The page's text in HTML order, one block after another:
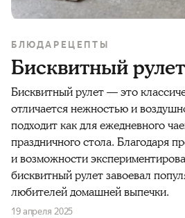
БЛЮДА РЕЦЕПТЫ
Бисквитный рулет
Бисквитный рулет — это
отличается нежностью и
подходит как для ежедневного
праздничного стола. Благодаря
и возможности
бисквитный рулет завоевал
любителей домашней выпечки.
19 апреля 2025